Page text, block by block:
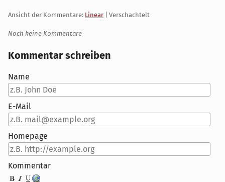
Ansicht der Kommentare: Linear | Verschachtelt
Noch keine Kommentare
Kommentar schreiben
Name
E-Mail
Homepage
Kommentar